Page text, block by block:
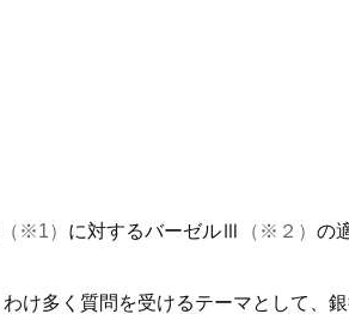
（※1） に対するバーゼルⅢ （※２） の
け多く質問を受けるテーマとして、